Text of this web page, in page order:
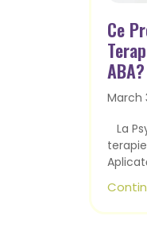
Ce
ABA?
March
La